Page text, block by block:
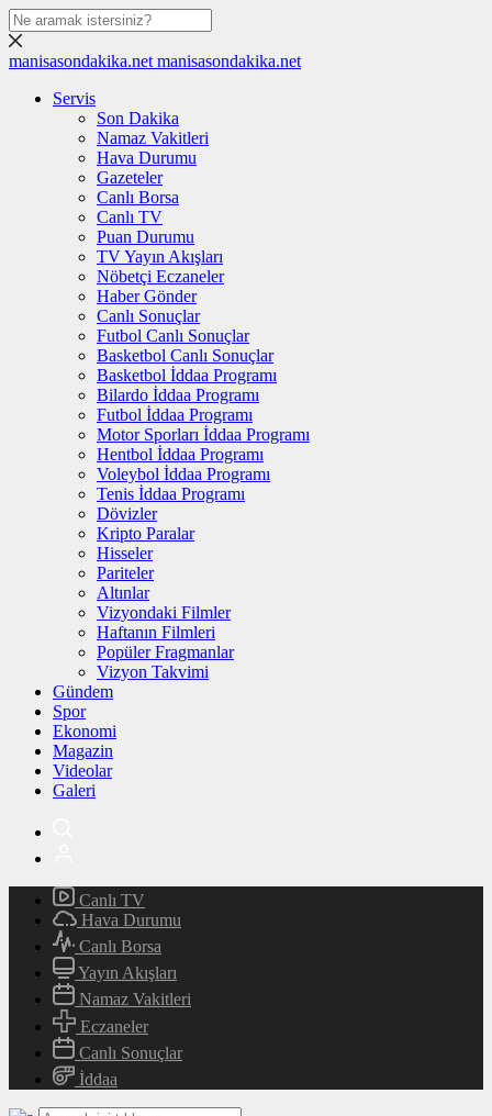
manisasondakika.net manisasondakika.net
Servis
Son Dakika
Namaz Vakitleri
Hava Durumu
Gazeteler
Canlı Borsa
Canlı TV
Puan Durumu
TV Yayın Akışları
Nöbetçi Eczaneler
Haber Gönder
Canlı Sonuçlar
Futbol Canlı Sonuçlar
Basketbol Canlı Sonuçlar
Basketbol İddaa Programı
Bilardo İddaa Programı
Futbol İddaa Programı
Motor Sporları İddaa Programı
Hentbol İddaa Programı
Voleybol İddaa Programı
Tenis İddaa Programı
Dövizler
Kripto Paralar
Hisseler
Pariteler
Altınlar
Vizyondaki Filmler
Haftanın Filmleri
Popüler Fragmanlar
Vizyon Takvimi
Gündem
Spor
Ekonomi
Magazin
Videolar
Galeri
Canlı TV
Hava Durumu
Canlı Borsa
Yayın Akışları
Namaz Vakitleri
Eczaneler
Canlı Sonuçlar
İddaa